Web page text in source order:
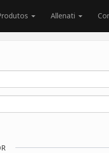
Allenati